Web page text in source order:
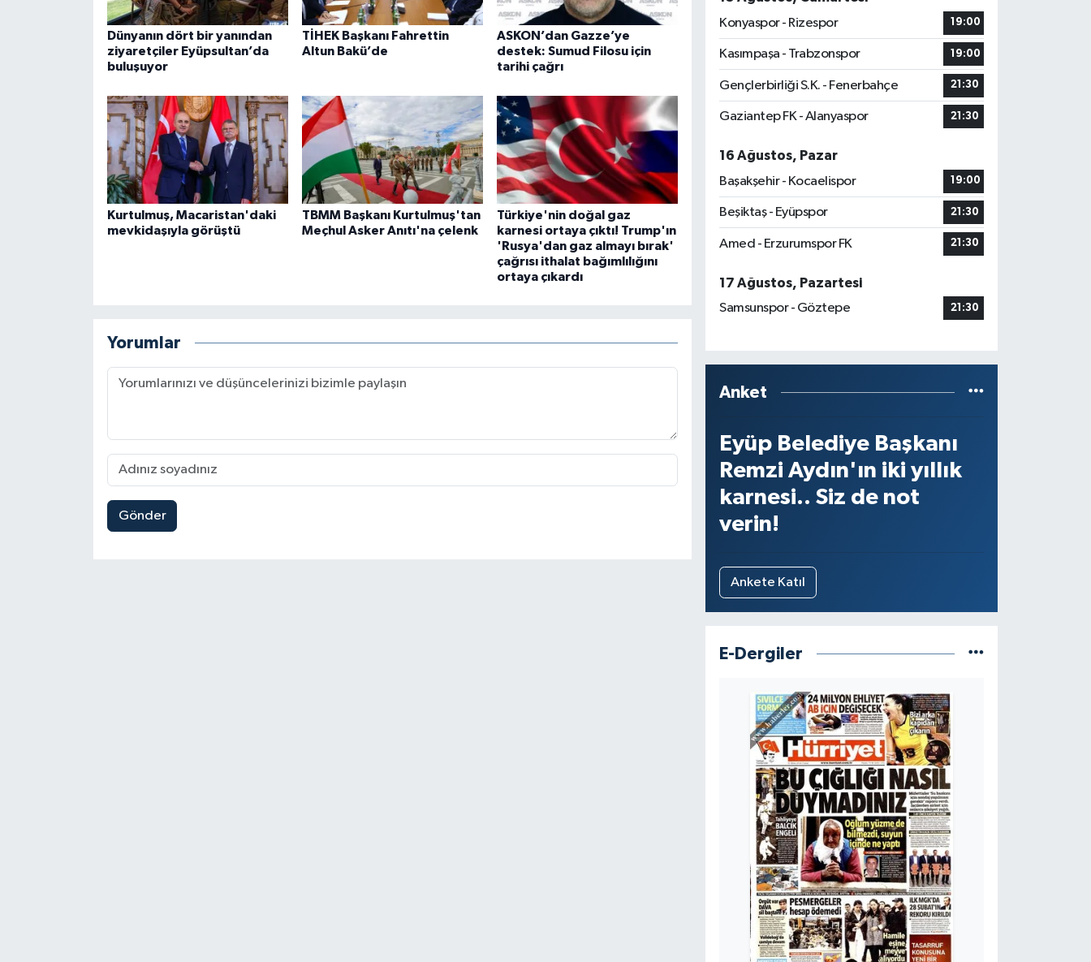
Dünyanın dört bir yanından
ziyaretçiler Eyüpsultan’da
buluşuyor
TİHEK Başkanı Fahrettin
Altun Bakü’de
ASKON’dan Gazze’ye
destek: Sumud Filosu için
tarihi çağrı
Kurtulmuş, Macaristan'daki
mevkidaşıyla görüştü
TBMM Başkanı Kurtulmuş'tan
Meçhul Asker Anıtı'na çelenk
Türkiye'nin doğal gaz
karnesi ortaya çıktı! Trump'ın
'Rusya'dan gaz almayı bırak'
çağrısı ithalat bağımlılığını
ortaya çıkardı
Yorumlar
Gönder
Konyaspor - Rizespor
19:00
Kasımpaşa - Trabzonspor 19:00
Gençlerbirliği S.K. - Fenerbahçe 21:30
Gaziantep FK - Alanyaspor 21:30
16 Ağustos, Pazar
Başakşehir - Kocaelispor
19:00
Beşiktaş - Eyüpspor 21:30
Amed - Erzurumspor FK 21:30
17 Ağustos, Pazartesi
Samsunspor - Göztepe
21:30
Anket
Eyüp Belediye Başkanı
Remzi Aydın'ın iki yıllık
karnesi.. Siz de not
verin!
Ankete Katıl
E-Dergiler